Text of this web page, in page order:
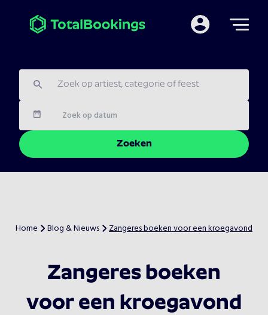
Mijn
Datum
Zoeken
Home > Blog & Nieuws > Zangeres boeken voor een kroegavond
Zangeres boeken
voor een kroegavond